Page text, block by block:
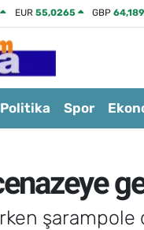
EUR 55,0265 GBP
Politika Spor
şarampole